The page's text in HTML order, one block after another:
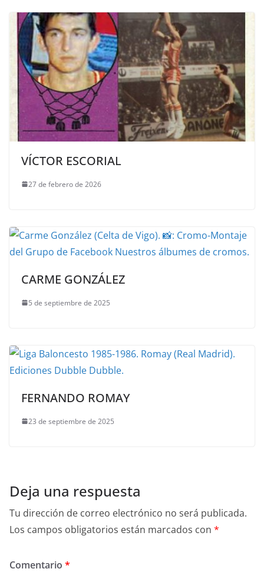
VÍCTOR ESCORIAL
27 de febrero de 2026
CARME GONZÁLEZ
5 de septiembre de 2025
FERNANDO ROMAY
23 de septiembre de 2025
Deja una respuesta
Tu dirección de correo electrónico no será publicada.
Los campos obligatorios están marcados con *
Comentario *